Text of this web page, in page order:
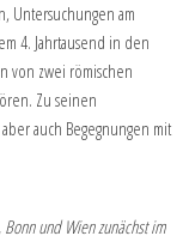
Untersuchungen am
4. Jahrtausend in den
von zwei römischen
Zu seinen
auch Begegnungen mit
und Wien zunächst im